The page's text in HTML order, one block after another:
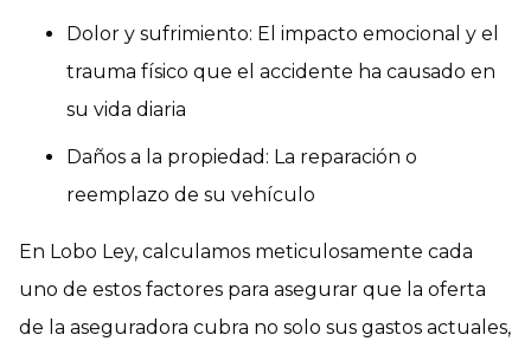
Dolor y sufrimiento: El impacto emocional y el
trauma físico que el accidente ha causado en
su vida diaria
Daños a la propiedad: La reparación o
reemplazo de su vehículo
En Lobo Ley, calculamos meticulosamente cada
uno de estos factores para asegurar que la oferta
de la aseguradora cubra no solo sus gastos actuales,